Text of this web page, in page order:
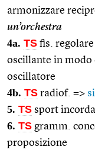
armonizzare
un’orchestra
4a. TS fis.
oscillante in modo
oscillatore
4b. TS radiof. =>
5. TS sport
6. TS gramm.
proposizione